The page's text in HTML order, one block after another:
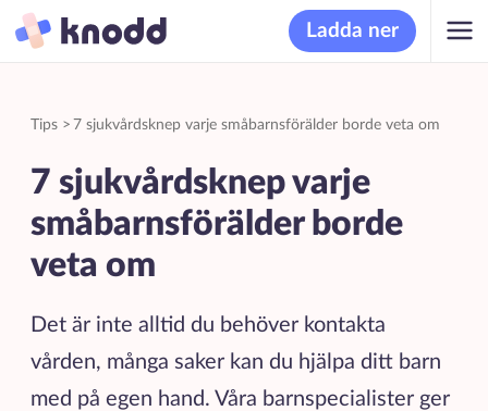
Ladda ner
Tips> 7 sjukvårdsknep varje småbarnsförälder borde veta om
7 sjukvårdsknep varje
småbarnsförälder borde
veta om
Det är inte alltid du behöver kontakta
vården, många saker kan du hjälpa ditt barn
med på egen hand. Våra barnspecialister ger